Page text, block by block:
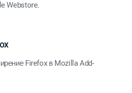
Webstore.
Firefox в Mozilla Add-